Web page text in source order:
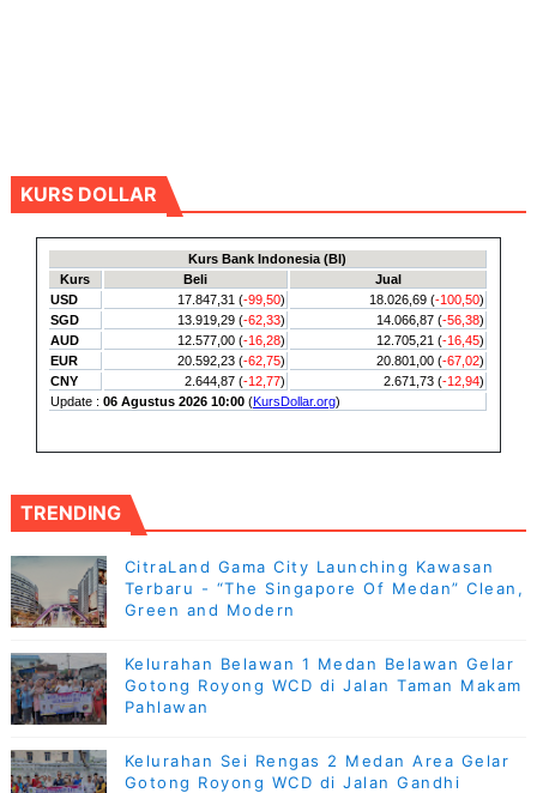
KURS DOLLAR
TRENDING
CitraLand Gama City Launching Kawasan
Terbaru - “The Singapore Of Medan” Clean,
Green and Modern
Kelurahan Belawan 1 Medan Belawan Gelar
Gotong Royong WCD di Jalan Taman Makam
Pahlawan
Kelurahan Sei Rengas 2 Medan Area Gelar
Gotong Royong WCD di Jalan Gandhi